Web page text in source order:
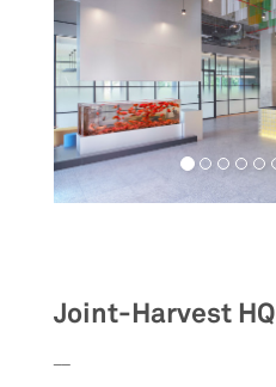
Joint-Harvest HQ